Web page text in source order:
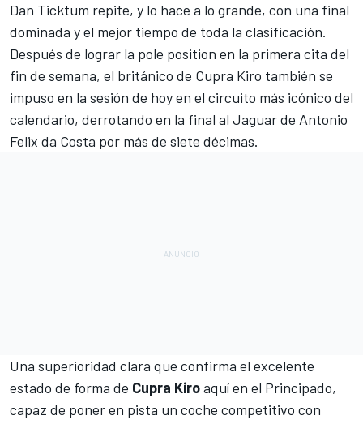
Dan Ticktum repite, y lo hace a lo grande, con una final
dominada y el mejor tiempo de toda la clasificación.
Después de lograr la pole position en la primera cita del
fin de semana, el británico de Cupra Kiro también se
impuso en la sesión de hoy en el circuito más icónico del
calendario, derrotando en la final al Jaguarde Antonio
Felix da Costa por más de siete décimas.
Una superioridad clara que confirma el excelente
estado de forma de Cupra Kiroaquí en el Principado,
capaz de poner en pista un coche competitivo con